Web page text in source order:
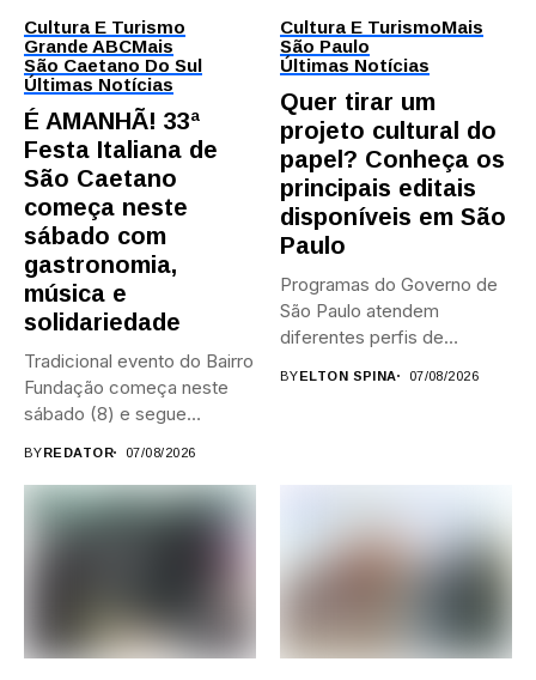
Cultura E Turismo
Grande ABCMais
São Caetano Do Sul
Últimas Notícias
É AMANHÃ! 33ª
Festa Italiana de
São Caetano
começa neste
sábado com
gastronomia,
música e
solidariedade
Tradicional evento do Bairro
Fundação começa neste
sábado (8) e segue
BYREDATOR 07/08/2026
Cultura E TurismoMais
São Paulo
Últimas Notícias
Quer tirar um
projeto cultural do
papel? Conheça os
principais editais
disponíveis em São
Paulo
Programas do Governo de
São Paulo atendem
diferentes perfis de
BYELTON SPINA 07/08/2026